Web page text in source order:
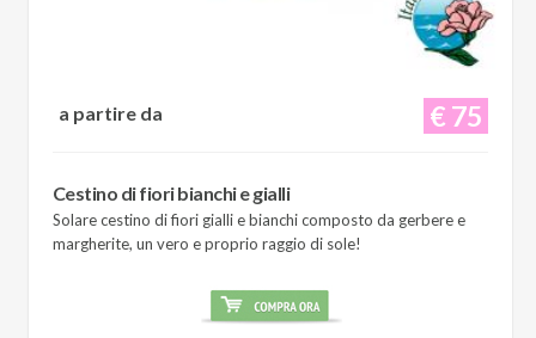
€ 75
a partire da
Cestino di fiori bianchi e gialli
Solare cestino di fiori gialli e bianchi composto da gerbere e
margherite, un vero e proprio raggio di sole!